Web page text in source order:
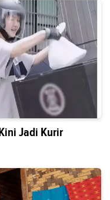
Jadi Kurir